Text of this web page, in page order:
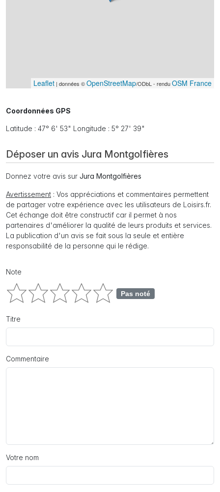
Leaflet | données ©OpenStreetMap/ODbL - renduOSM France
Coordonnées GPS
Latitude : 47° 6' 53" Longitude : 5° 27' 39"
Déposer un avis Jura Montgolfières
Donnez votre avis sur Jura Montgolfières
Avertissement : Vos appréciations et commentaires permettent
de partager votre expérience avec les utilisateurs de Loisirs.fr.
Cet échange doit être constructif car il permet à nos
partenaires d'améliorer la qualité de leurs produits et services.
La publication d'un avis se fait sous la seule et entière
responsabilité de la personne qui le rédige.
Note
Pas noté
Titre
Commentaire
Votre nom